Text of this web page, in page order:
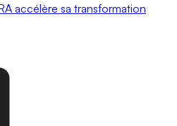
accélère sa transformation